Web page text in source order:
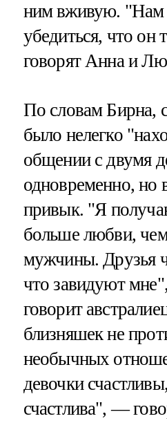
ним вживую. "Нам
убедиться, что он
говорят Анна и
По словам Бирна,
было нелегко
общении с двумя
одновременно, но
привык. "Я
больше любви,
мужчины. Друзья
что завидуют
говорит
близняшек не
необычных
девочки
счастлива", —